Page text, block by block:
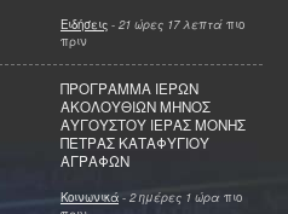
Ειδήσεις - 21 ώρες 17 λεπτά πιο
πριν
ΠΡΟΓΡΑΜΜΑ ΙΕΡΩΝ
ΑΚΟΛΟΥΘΙΩΝ ΜΗΝΟΣ
ΑΥΓΟΥΣΤΟΥ ΙΕΡΑΣ ΜΟΝΗΣ
ΠΕΤΡΑΣ ΚΑΤΑΦΥΓΙΟΥ
ΑΓΡΑΦΩΝ
Κοινωνικά - 2 ημέρες 1 ώρα πιο